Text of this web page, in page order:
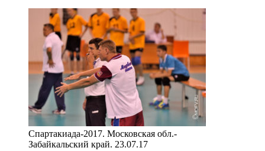
Спартакиада-2017. Московская обл.-
Забайкальский край. 23.07.17